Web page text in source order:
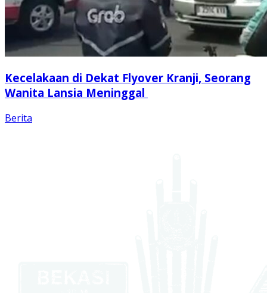
Kecelakaan di Dekat Flyover Kranji, Seorang
Wanita Lansia Meninggal
Berita